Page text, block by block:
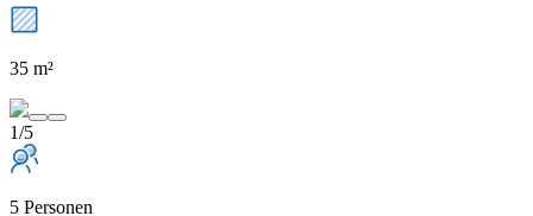
35 m²
1/5
5 Personen